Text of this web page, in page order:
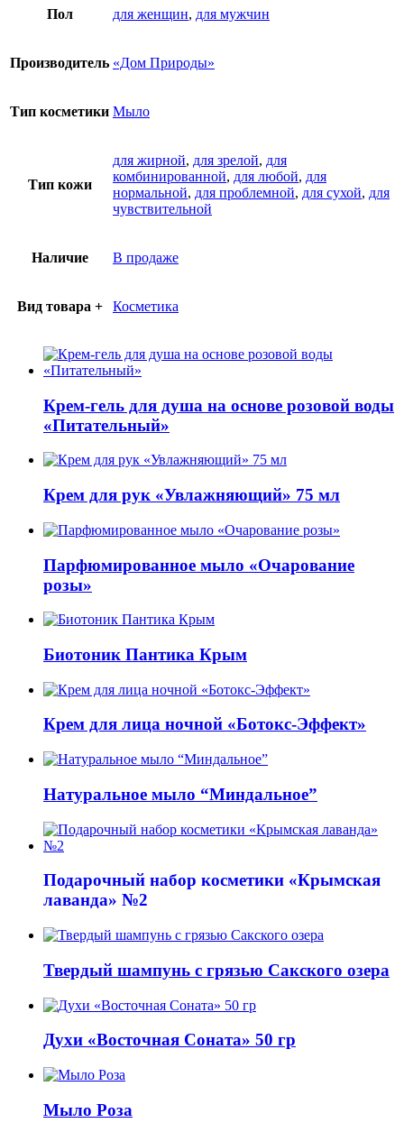
Пол для женщин, для мужчин
Производитель «Дом Природы»
Тип косметики Мыло
Тип кожи
для жирной, для зрелой, для
комбинированной, для любой, для
нормальной, для проблемной, для сухой, для
чувствительной
Наличие В продаже
Вид товара + Косметика
Крем-гель для душа на основе розовой воды
«Питательный»
Крем для рук «Увлажняющий» 75 мл
Парфюмированное мыло «Очарование
розы»
Биотоник Пантика Крым
Крем для лица ночной «Ботокс-Эффект»
Натуральное мыло “Миндальное”
Подарочный набор косметики «Крымская
лаванда» №2
Твердый шампунь с грязью Сакского озера
Духи «Восточная Соната» 50 гр
Мыло Роза